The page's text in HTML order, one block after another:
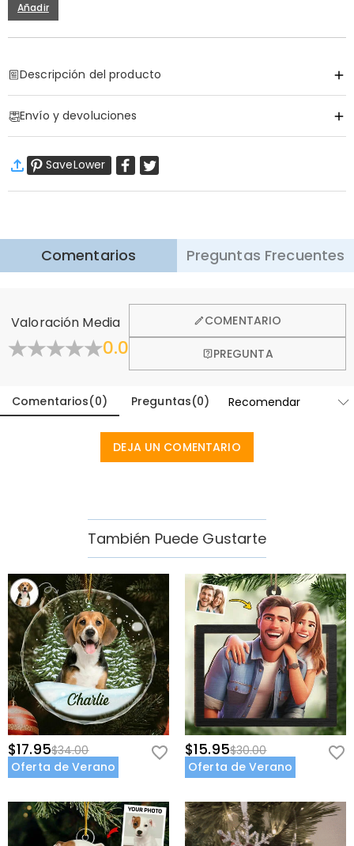
Añadir
Descripción del producto
Envío y devoluciones
Envío Estándar:9-18
Días Laborables
Saber más
por eso ofrecemos una política de devolución de 60 días.
SaveLower
Comentarios Preguntas Frecuentes
Valoración Media
0.0
COMENTARIO
PREGUNTA
Comentarios(0) Preguntas(0)
DEJA UN COMENTARIO
También Puede Gustarte
$17.95$34.00
Oferta de Verano
$15.95$30.00
Oferta de Verano